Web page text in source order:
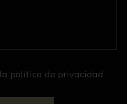
la política de privacidad